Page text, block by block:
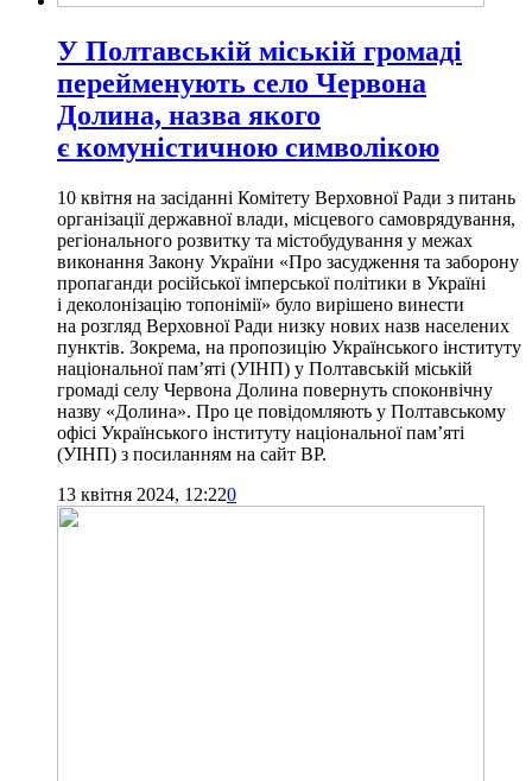
У Полтавській міській громаді
перейменують село Червона
Долина, назва якого
є комуністичною символікою
10 квітня на засіданні Комітету Верховної Ради з питань
організації державної влади, місцевого самоврядування,
регіонального розвитку та містобудування у межах
виконання Закону України «Про засудження та заборону
пропаганди російської імперської політики в Україні
і деколонізацію топонімії» було вирішено винести
на розгляд Верховної Ради низку нових назв населених
пунктів. Зокрема, на пропозицію Українського інституту
національної пам’яті (УІНП) у Полтавській міській
громаді селу Червона Долина повернуть споконвічну
назву «Долина». Про це повідомляють у Полтавському
офісі Українського інституту національної пам’яті
(УІНП) з посиланням на сайт ВР.
13 квітня 2024, 12:220